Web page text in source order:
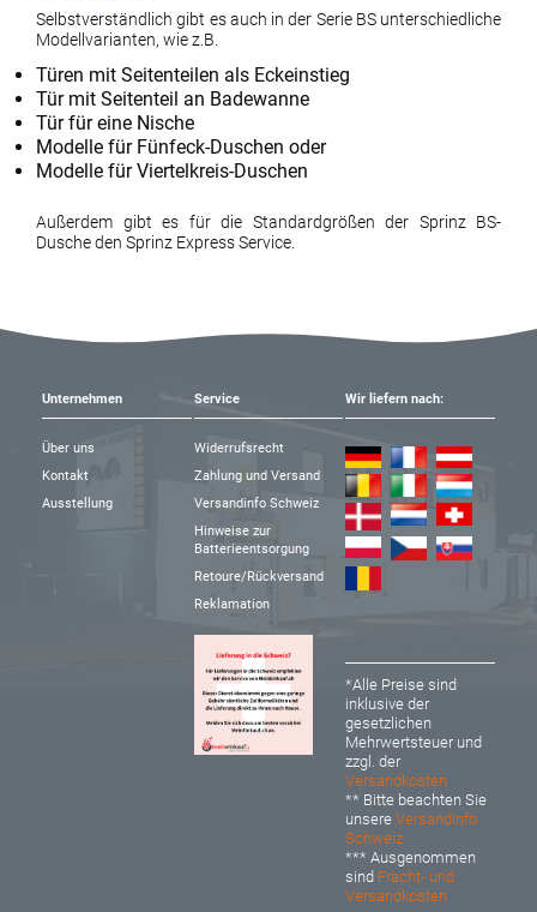
Selbstverständlich gibt es auch in der Serie BS unterschiedliche
Modellvarianten, wie z.B.
Türen mit Seitenteilen als Eckeinstieg
Tür mit Seitenteil an Badewanne
Tür für eine Nische
Modelle für Fünfeck-Duschen oder
Modelle für Viertelkreis-Duschen
Außerdem gibt es für die Standardgrößen der Sprinz BS-
Dusche den Sprinz Express Service.
Unternehmen
Über uns
Kontakt
Ausstellung
Service
Widerrufsrecht
Zahlung und Versand
Versandinfo Schweiz
Hinweise zur
Batterieentsorgung
Retoure/Rückversand
Reklamation
Wir liefern nach:
*Alle Preise sind
inklusive der
gesetzlichen
Mehrwertsteuer und
zzgl. der
Versandkosten
** Bitte beachten Sie
unsereVersandinfo
Schweiz
*** Ausgenommen
sind Fracht- und
Versandkosten